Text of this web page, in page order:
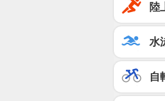
陸
水
自